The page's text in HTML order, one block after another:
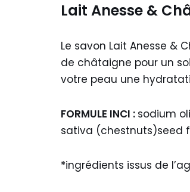
Lait Anesse &
Le savon Lait Anesse &
de châtaigne pour un
votre peau une
FORMULE INCI : sodium
sativa (chestnuts)seed
*ingrédients issus de